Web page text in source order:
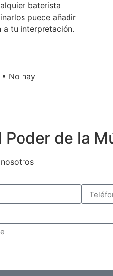
baterista
puede añadir
a tu interpretación.
No hay
Poder de la